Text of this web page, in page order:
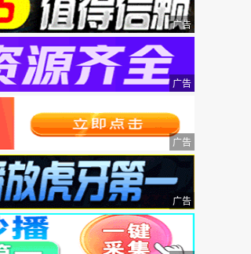
广告
广告
广告
广告